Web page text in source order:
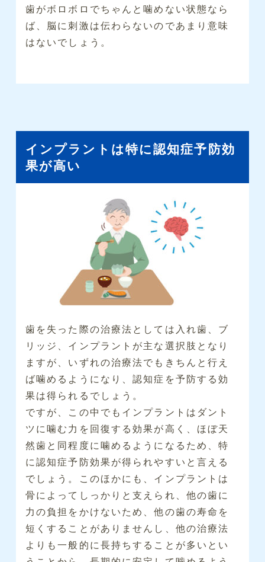
歯がボロボロでちゃんと噛めない状態なら
ば、脳に刺激は伝わらないのであまり意味
はないでしょう。
インプラントは特に認知症予防効
果が高い
歯を失った際の治療法としては入れ歯、ブ
リッジ、インプラントが主な選択肢となり
ますが、いずれの治療法でもきちんと行え
ば噛めるようになり、認知症を予防する効
果は得られるでしょう。
ですが、この中でもインプラントはダント
ツに噛む力を回復する効果が高く、ほぼ天
然歯と同程度に噛めるようになるため、特
に認知症予防効果が得られやすいと言える
でしょう。このほかにも、インプラントは
骨によってしっかりと支えられ、他の歯に
力の負担をかけないため、他の歯の寿命を
短くすることがありませんし、他の治療法
よりも一般的に長持ちすることが多いとい